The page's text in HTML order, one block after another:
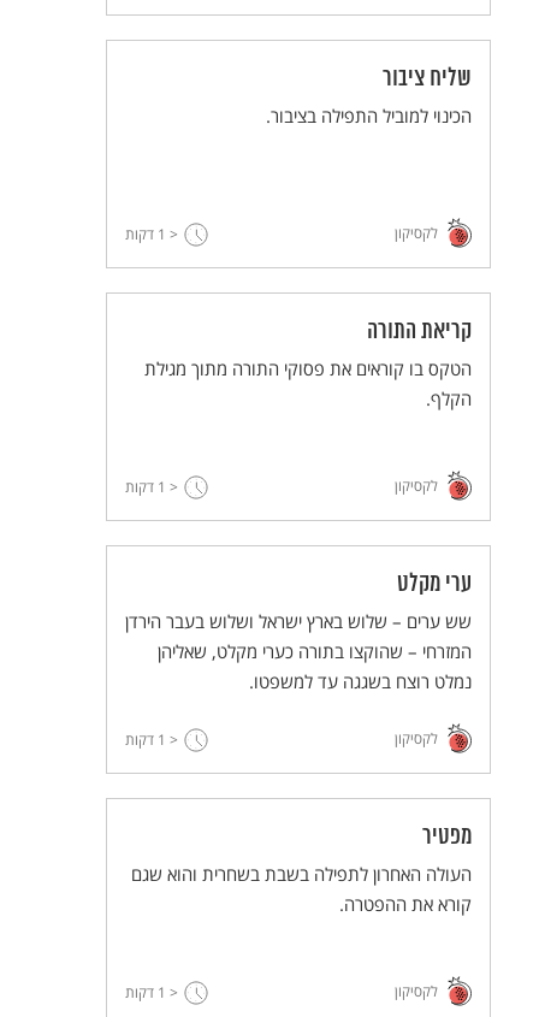
במהלך היום ובמעגל השנה.
שליח ציבור
הכינוי למוביל התפילה בציבור.
לקסיקון < 1 דקות
קריאת התורה
הטקס בו קוראים את פסוקי התורה מתוך מגילת
הקלף.
לקסיקון < 1 דקות
ערי מקלט
שש ערים – שלוש בארץ ישראל ושלוש בעבר הירדן
המזרחי – שהוקצו בתורה כערי מקלט, שאליהן
נמלט רוצח בשגגה עד למשפטו.
לקסיקון < 1 דקות
מפטיר
העולה האחרון לתפילה בשבת בשחרית והוא שגם
קורא את ההפטרה.
לקסיקון < 1 דקות